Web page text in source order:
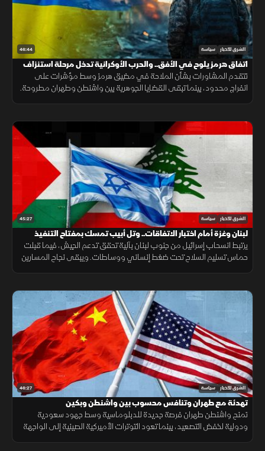
46:44 الشرق للأخبار سياسة
اتفاق هرمز يلوح في الأفق.. والحرب الأوكرانية تدخل مرحلة استنزاف
تتقدم المشاورات بشأن الملاحة في مضيق هرمز وسط مؤشرات على
انفراج محدود، بينما تبقى القضايا الجوهرية بين واشنطن وطهران مطروحة.
45:27 الشرق للأخبار سياسة
لبنان وغزة أمام اختبار الاتفاقات.. وتل أبيب تمسك بمفتاح التنفيذ
يرتبط انسحاب إسرائيل من جنوب لبنان بآلية تحقق تدعم الجيش، فيما قبلت
حماس تسليم السلاح تحت ضغط إنساني ووساطات. ويبقى نجاح المسارين
46:27 الشرق للأخبار سياسة
تهدئة مع طهران وتنافس محسوب بين واشنطن وبكين
تمنح واشنطن طهران فرصة جديدة للدبلوماسية وسط جهود سعودية
ودولية لخفض التصعيد، بينما تعود التوترات الأميركية الصينية إلى الواجهة